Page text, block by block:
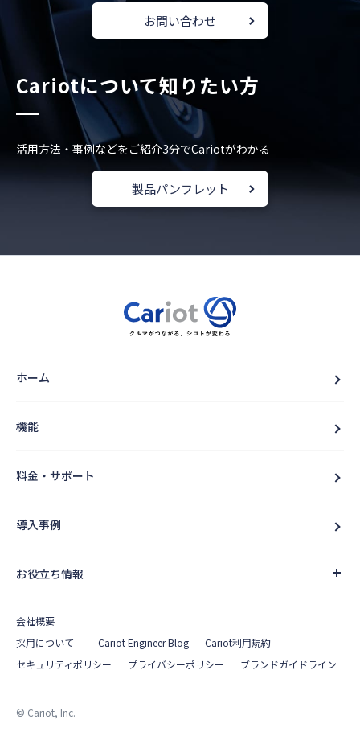
お問い合わせ
Cariotについて知りたい方
活用方法・事例などをご紹介3分でCariotがわかる
製品パンフレット
ホーム
機能
料金・サポート
導入事例
お役立ち情報
会社概要
採用について
Cariot Engineer Blog
Cariot利用規約
セキュリティポリシー
プライバシーポリシー ブランドガイドライン
© Cariot, Inc.